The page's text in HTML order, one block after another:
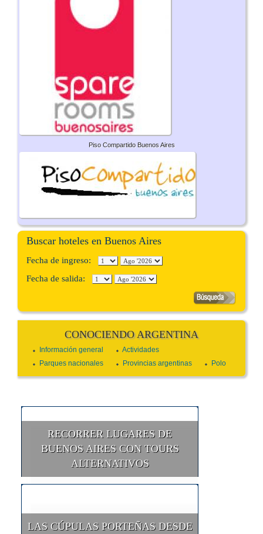
Piso Compartido Buenos Aires
Buscar hoteles en Buenos Aires
Fecha de ingreso:
Fecha de salida:
CONOCIENDO ARGENTINA
Información general
Actividades
Parques nacionales
Provincias argentinas Polo
RECORRER LUGARES DE
BUENOS AIRES CON TOURS
ALTERNATIVOS
LAS CÚPULAS PORTEÑAS DESDE